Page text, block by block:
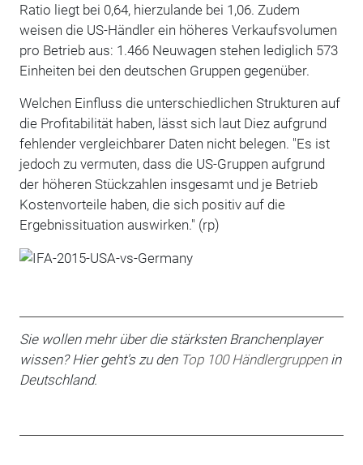
Ratio liegt bei 0,64, hierzulande bei 1,06. Zudem
weisen die US-Händler ein höheres Verkaufsvolumen
pro Betrieb aus: 1.466 Neuwagen stehen lediglich 573
Einheiten bei den deutschen Gruppen gegenüber.
Welchen Einfluss die unterschiedlichen Strukturen auf
die Profitabilität haben, lässt sich laut Diez aufgrund
fehlender vergleichbarer Daten nicht belegen. "Es ist
jedoch zu vermuten, dass die US-Gruppen aufgrund
der höheren Stückzahlen insgesamt und je Betrieb
Kostenvorteile haben, die sich positiv auf die
Ergebnissituation auswirken." (rp)
Sie wollen mehr über die stärksten Branchenplayer
wissen? Hier geht's zu den Top 100 Händlergruppenin
Deutschland.